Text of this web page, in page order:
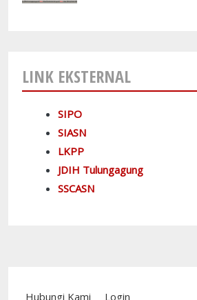
LINK EKSTERNAL
SIPO
SIASN
LKPP
JDIH Tulungagung
SSCASN
Hubungi Kami Login